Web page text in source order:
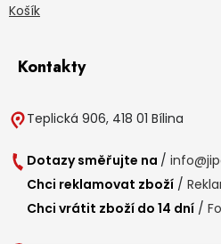
Košík
Kontakty
Teplická 906, 418 01 Bílina
Dotazy směřujte na /
Chci reklamovat zboží /
Chci vrátit zboží do 14 dní /